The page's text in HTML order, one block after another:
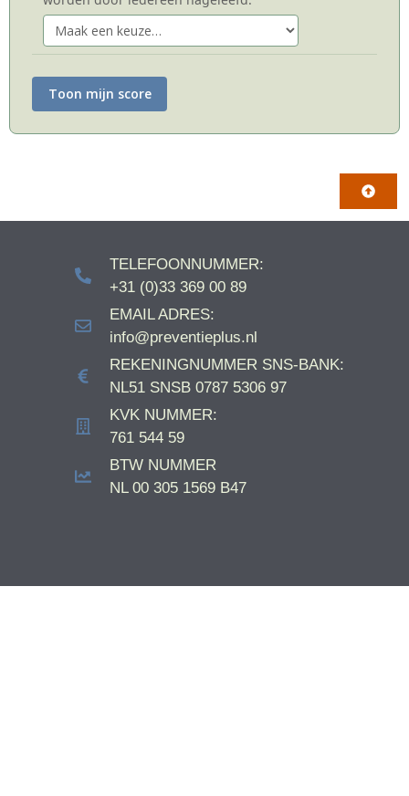
Toon mijn score
TELEFOONNUMMER:
+31 (0)33 369 00 89
EMAIL ADRES:
info@preventieplus.nl
REKENINGNUMMER SNS-BANK:
NL51 SNSB 0787 5306 97
KVK NUMMER:
761 544 59
BTW NUMMER
NL 00 305 1569 B47